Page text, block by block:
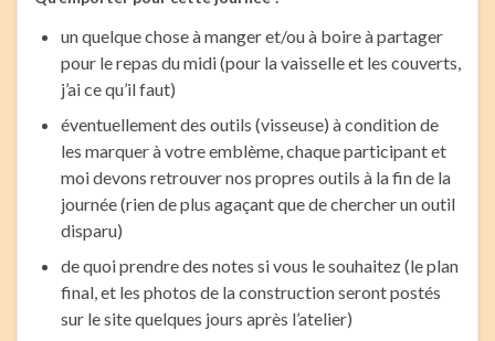
un quelque chose à manger et/ou à boire à partager
pour le repas du midi (pour la vaisselle et les couverts,
j’ai ce qu’il faut)
éventuellement des outils (visseuse) à condition de
les marquer à votre emblème, chaque participant et
moi devons retrouver nos propres outils à la fin de la
journée (rien de plus agaçant que de chercher un outil
disparu)
de quoi prendre des notes si vous le souhaitez (le plan
final, et les photos de la construction seront postés
sur le site quelques jours après l’atelier)